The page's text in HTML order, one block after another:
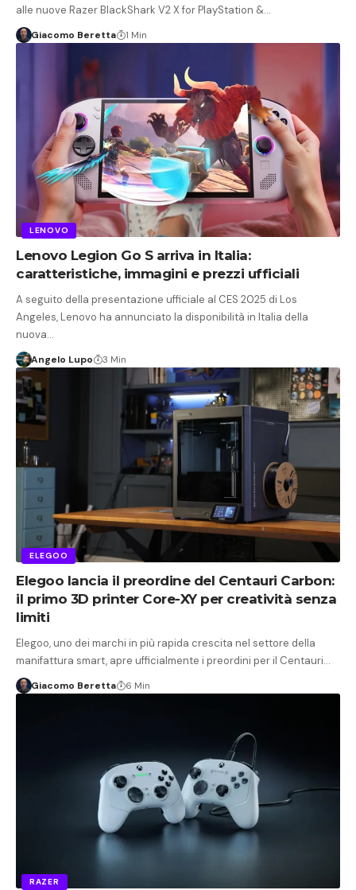
alle nuove Razer BlackShark V2 X for PlayStation &…
Giacomo Beretta 1 Min
LENOVO
Lenovo Legion Go S arriva in Italia:
caratteristiche, immagini e prezzi ufficiali
A seguito della presentazione ufficiale al CES 2025 di Los
Angeles, Lenovo ha annunciato la disponibilità in Italia della
nuova…
Angelo Lupo 3 Min
ELEGOO
Elegoo lancia il preordine del Centauri Carbon:
il primo 3D printer Core-XY per creatività senza
limiti
Elegoo, uno dei marchi in più rapida crescita nel settore della
manifattura smart, apre ufficialmente i preordini per il Centauri…
Giacomo Beretta 6 Min
RAZER